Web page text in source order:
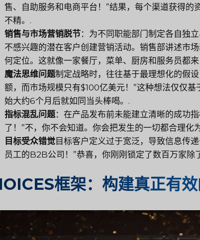
售、自助服务和电商平台！”结果，每个渠道获得
不精。.
销售与市场营销脱节：为不同职能部门制定各自独
不感兴趣的潜在客户创建营销活动。销售部讲述市
何定位。这就像一家餐厅，菜单、厨房和服务员都
魔法思维问题制定战略时，往往基于最理想化的假
额，而市场规模只有$100亿美元！”这种想法仅仅
始大约6个月后就如同当头棒喝。.
指标混乱问题：在产品发布前未能建立清晰的成功
了！”不，你不会知道。你会把发生的一切都合理化
目标受众错觉 目标客户定义过于宽泛，导致信息传
员工的B2B公司！”恭喜，你刚刚锁定了数百万家除
框架：构建真正有